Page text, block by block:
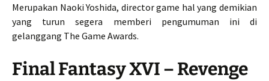
Merupakan Naoki Yoshida, director game hal yang demikian
yang turun segera memberi pengumuman ini di
gelanggang The Game Awards.
Final Fantasy XVI – Revenge